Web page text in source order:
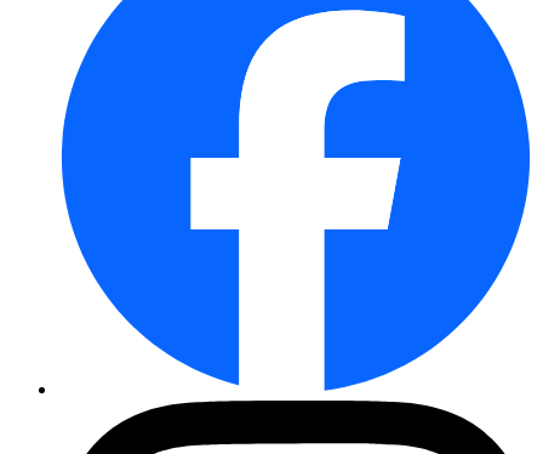
Steckzwiebel Red Karmen
Buschbohnen Wachs Beste von Al ...
Schalerbsen Frühe Harzerin
Buschbohne Maxidor
Markerbse Gloriosa